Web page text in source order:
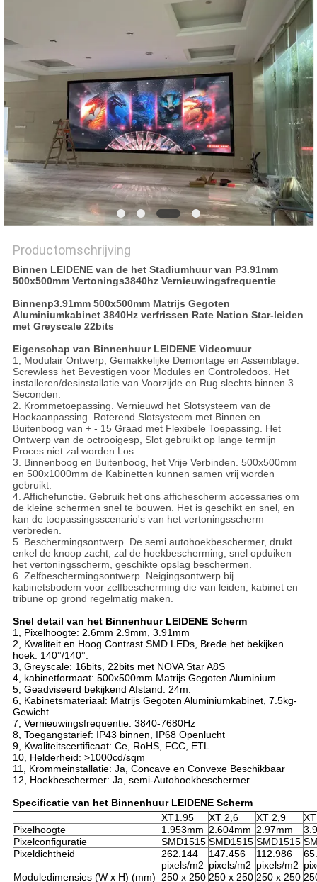
Productomschrijving
Binnen LEIDENE van de het Stadiumhuur van P3.91mm
500x500mm Vertonings3840hz Vernieuwingsfrequentie
Binnenp3.91mm 500x500mm Matrijs Gegoten
Aluminiumkabinet 3840Hz verfrissen Rate Nation Star-leiden
met Greyscale 22bits
Eigenschap van Binnenhuur LEIDENE Videomuur
1, Modulair Ontwerp, Gemakkelijke Demontage en Assemblage.
Screwless het Bevestigen voor Modules en Controledoos. Het
installeren/desinstallatie van Voorzijde en Rug slechts binnen 3
Seconden.
2. Krommetoepassing. Vernieuwd het Slotsysteem van de
Hoekaanpassing. Roterend Slotsysteem met Binnen en
Buitenboog van + - 15 Graad met Flexibele Toepassing. Het
Ontwerp van de octrooigesp, Slot gebruikt op lange termijn
Proces niet zal worden Los
3. Binnenboog en Buitenboog, het Vrije Verbinden. 500x500mm
en 500x1000mm de Kabinetten kunnen samen vrij worden
gebruikt.
4. Affichefunctie. Gebruik het ons affichescherm accessaries om
de kleine schermen snel te bouwen. Het is geschikt en snel, en
kan de toepassingsscenario's van het vertoningsscherm
verbreden.
5. Beschermingsontwerp. De semi autohoekbeschermer, drukt
enkel de knoop zacht, zal de hoekbescherming, snel opduiken
het vertoningsscherm, geschikte opslag beschermen.
6. Zelfbeschermingsontwerp. Neigingsontwerp bij
kabinetsbodem voor zelfbescherming die van leiden, kabinet en
tribune op grond regelmatig maken.
Snel detail van het Binnenhuur LEIDENE Scherm
1, Pixelhoogte: 2.6mm 2.9mm, 3.91mm
2, Kwaliteit en Hoog Contrast SMD LEDs, Brede het bekijken
hoek: 140°/140°.
3, Greyscale: 16bits, 22bits met NOVA Star A8S
4, kabinetformaat: 500x500mm Matrijs Gegoten Aluminium
5, Geadviseerd bekijkend Afstand: 24m.
6, Kabinetsmateriaal: Matrijs Gegoten Aluminiumkabinet, 7.5kg-
Gewicht
7, Vernieuwingsfrequentie: 3840-7680Hz
8, Toegangstarief: IP43 binnen, IP68 Openlucht
9, Kwaliteitscertificaat: Ce, RoHS, FCC, ETL
10, Helderheid: >1000cd/sqm
11, Krommeinstallatie: Ja, Concave en Convexe Beschikbaar
12, Hoekbeschermer: Ja, semi-Autohoekbeschermer
Specificatie van het Binnenhuur LEIDENE Scherm
XT1.95
XT 2,6 XT 2,9
Pixelhoogte
1.953mm 2.604mm 2.97mm
Pixelconfiguratie
SMD1515 SMD1515 SMD1515
Pixeldichtheid
262.144
pixels/m2
147.456
pixels/m2
112.986
pixels/m2
Moduledimensies (W x H) (mm) 250 x 250 250 x 250 250 x 250